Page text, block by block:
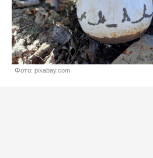
Фото: pixabay.com